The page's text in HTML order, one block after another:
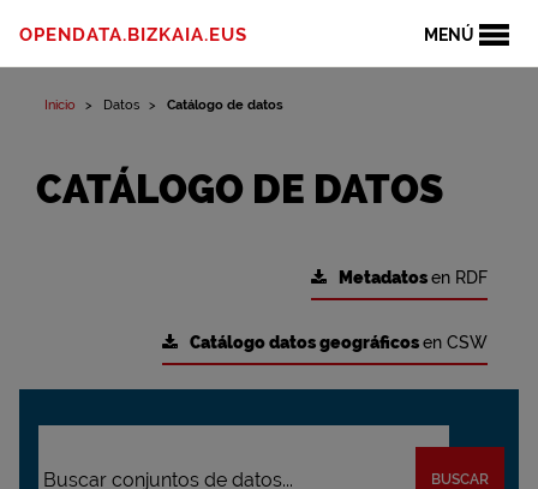
MENÚ
OPENDATA.BIZKAIA.EUS
Inicio Datos Catálogo de datos
CATÁLOGO DE DATOS
Metadatosen RDF
Catálogo datos geográficosen CSW
BUSCAR